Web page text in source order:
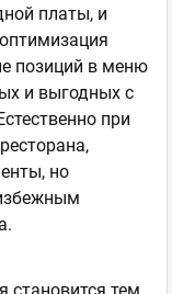
платы, и
позиций в меню
и выгодных с
при
но